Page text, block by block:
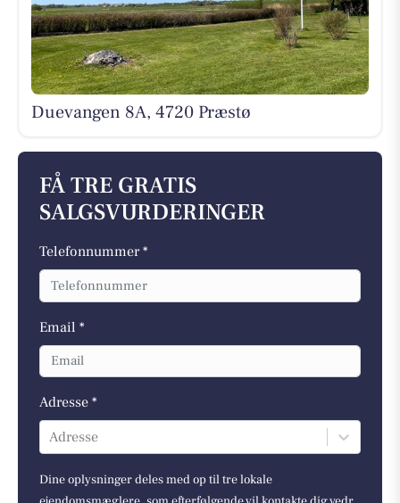
Duevangen 8A, 4720 Præstø
FÅ TRE GRATIS
SALGSVURDERINGER
Telefonnummer *
Email *
Adresse *
Adresse
Dine oplysninger deles med op til tre lokale